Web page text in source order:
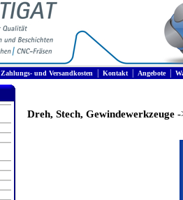
Zahlungs- und Versandkosten Kontakt| Angebote|
Dreh, Stech, Gewindewerkzeuge